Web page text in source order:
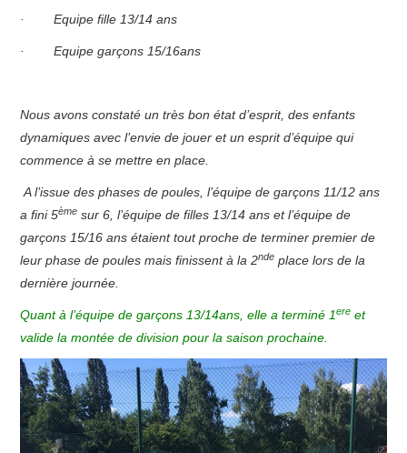
· Equipe fille 13/14 ans
· Equipe garçons 15/16ans
Nous avons constaté un très bon état d’esprit, des enfants
dynamiques avec l’envie de jouer et un esprit d’équipe qui
commence à se mettre en place.
A l’issue des phases de poules, l’équipe de garçons 11/12 ans
a fini 5ème sur 6, l’équipe de filles 13/14 ans et l’équipe de
garçons 15/16 ans étaient tout proche de terminer premier de
leur phase de poules mais finissent à la 2nde place lors de la
dernière journée.
Quant à l’équipe de garçons 13/14ans, elle aterminé 1ere et
valide la montée de division pour la saison prochaine.